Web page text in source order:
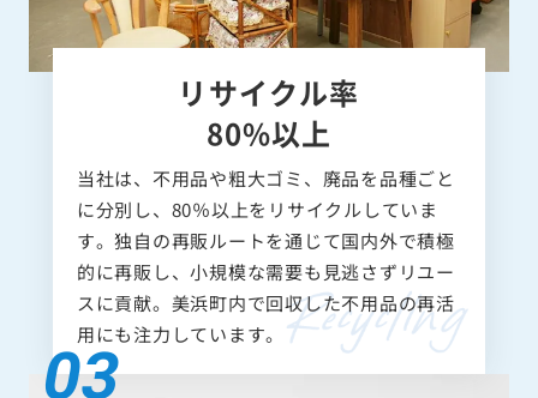
リサイクル率
80%以上
当社は、不用品や粗大ゴミ、廃品を品種ごと
に分別し、80％以上をリサイクルしていま
す。独自の再販ルートを通じて国内外で積極
的に再販し、小規模な需要も見逃さずリユー
スに貢献。美浜町内で回収した不用品の再活
用にも注力しています。